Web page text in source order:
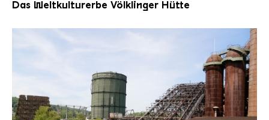
Das Weltkulturerbe Völklinger Hütte